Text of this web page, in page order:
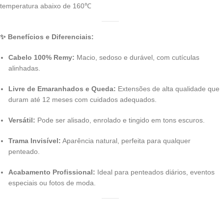
temperatura abaixo de 160℃
✨ Benefícios e Diferenciais:
Cabelo 100% Remy: Macio, sedoso e durável, com cutículas
alinhadas.
Livre de Emaranhados e Queda: Extensões de alta qualidade que
duram até 12 meses com cuidados adequados.
Versátil: Pode ser alisado, enrolado e tingido em tons escuros.
Trama Invisível: Aparência natural, perfeita para qualquer
penteado.
Acabamento Profissional: Ideal para penteados diários, eventos
especiais ou fotos de moda.